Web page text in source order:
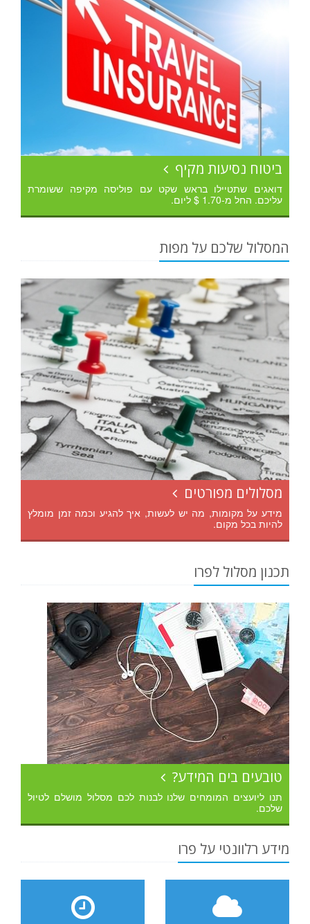
ביטוח נסיעות מקיף
דואגים שתטיילו בראש שקט עם פוליסה מקיפה ששומרת
עליכם. החל מ-1.70 $ ליום.
המסלול שלכם על מפות
מסלולים מפורטים
מידע על מקומות, מה יש לעשות, איך להגיע וכמה זמן מומלץ
להיות בכל מקום.
תכנון מסלול לפרו
טובעים בים המידע?
תנו ליועצים המומחים שלנו לבנות לכם מסלול מושלם לטיול
שלכם.
מידע רלוונטי על פרו